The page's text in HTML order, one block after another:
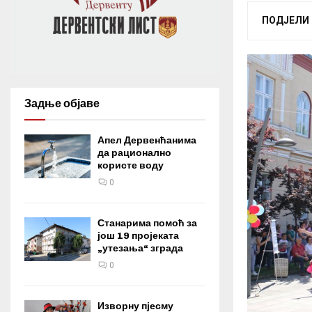
ПОДЈЕЛИ
Задње објаве
Апел Дервенћанима
да рационално
користе воду
0
Станарима помоћ за
још 19 пројеката
„утезања“ зграда
0
Изворну пјесму